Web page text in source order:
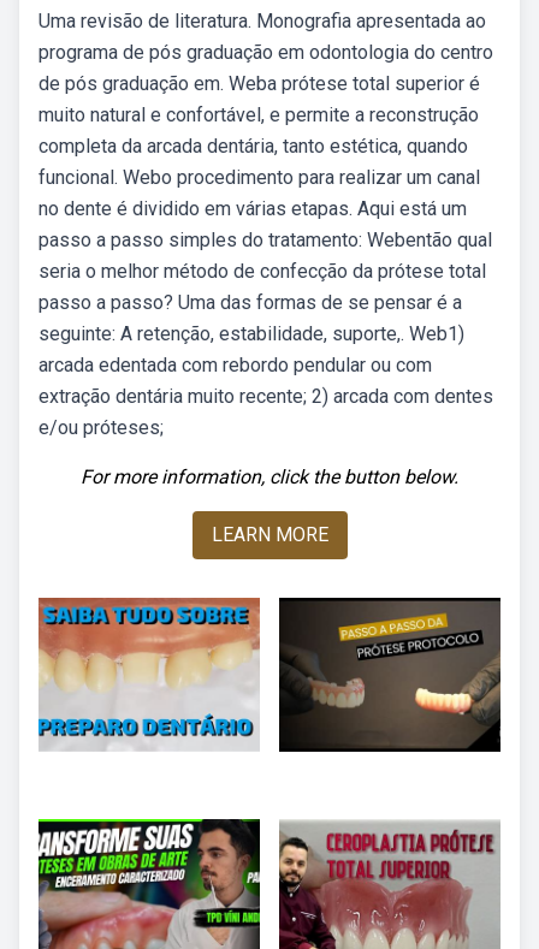
Uma revisão de literatura. Monografia apresentada ao
programa de pós graduação em odontologia do centro
de pós graduação em. Weba prótese total superior é
muito natural e confortável, e permite a reconstrução
completa da arcada dentária, tanto estética, quando
funcional. Webo procedimento para realizar um canal
no dente é dividido em várias etapas. Aqui está um
passo a passo simples do tratamento: Webentão qual
seria o melhor método de confecção da prótese total
passo a passo? Uma das formas de se pensar é a
seguinte: A retenção, estabilidade, suporte,. Web1)
arcada edentada com rebordo pendular ou com
extração dentária muito recente; 2) arcada com dentes
e/ou próteses;
For more information, click the button below.
LEARN MORE